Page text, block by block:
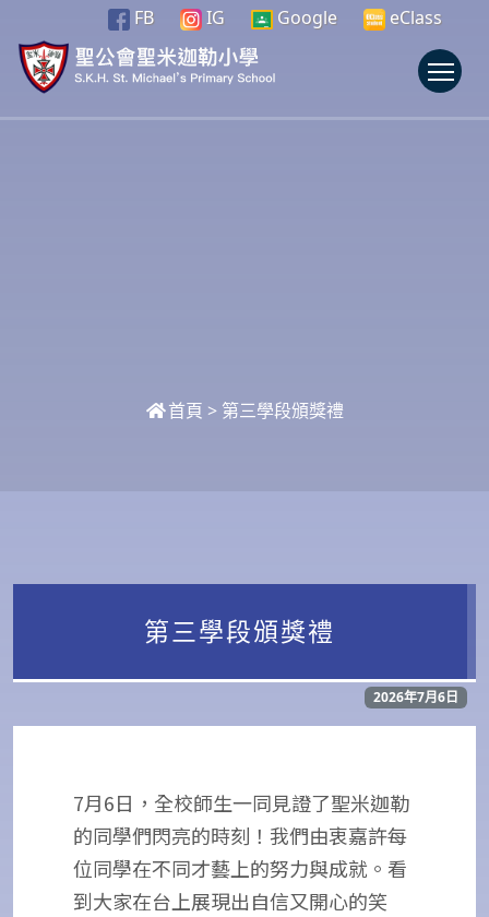
FB IG Google eClass
首頁 > 第三學段頒獎禮
第三學段頒獎禮
2026年7月6日
7月6日，全校師生一同見證了聖米迦勒
的同學們閃亮的時刻！我們由衷嘉許每
位同學在不同才藝上的努力與成就。看
到大家在台上展現出自信又開心的笑